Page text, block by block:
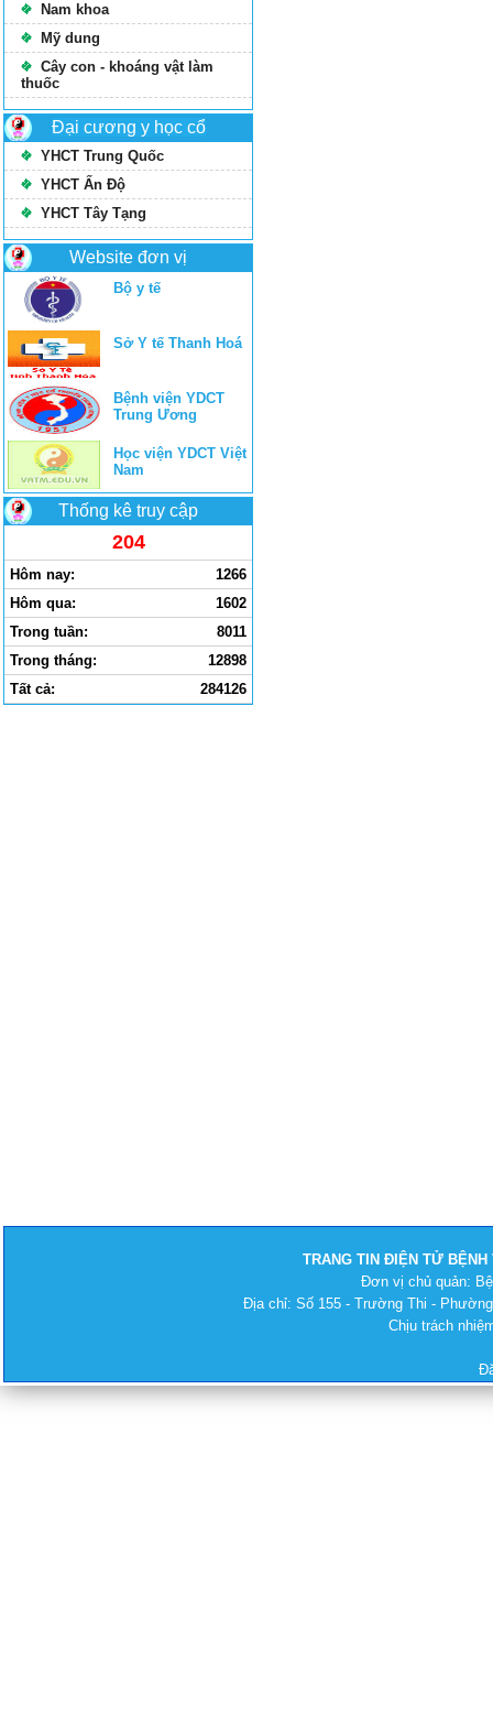
Nam khoa
Mỹ dung
Cây con - khoáng vật làm
thuốc
Đại cương y học cổ
YHCT Trung Quốc
YHCT Ấn Độ
YHCT Tây Tạng
Website đơn vị
Bộ y tế
Sở Y tế Thanh Hoá
Bệnh viện YDCT
Trung Ương
Học viện YDCT Việt
Nam
Thống kê truy cập
204
Hôm nay:
1266
Hôm qua:
1602
Trong tuần:
8011
Trong tháng:
12898
Tất cả:
284126
TRANG TIN ĐIỆN TỬ BỆNH
Đơn vị chủ quản:
Địa chỉ: Số 155 - Trường Thi -
Chịu trách